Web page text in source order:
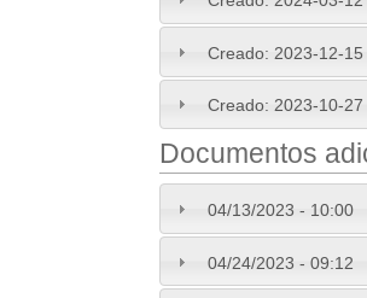
Creado: 2023-12-15
Creado: 2023-10-27
Documentos
04/13/2023 - 10:00
04/24/2023 - 09:12